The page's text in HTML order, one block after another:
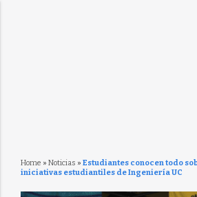
Home » Noticias » Estudiantes conocen todo
iniciativas estudiantiles de Ingeniería UC